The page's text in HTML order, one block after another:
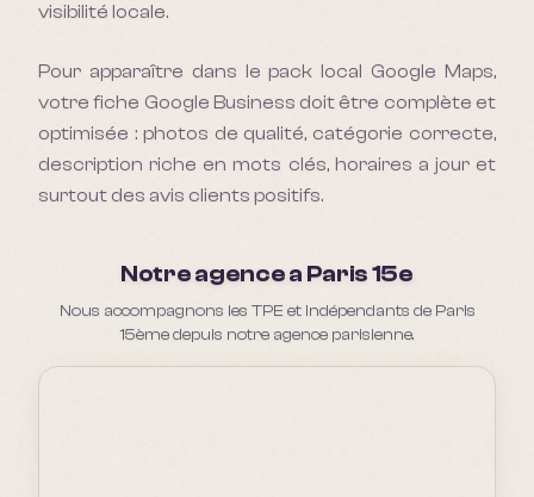
visibilité locale.
Pour apparaître dans le pack local Google Maps,
votre fiche Google Business doit être complète et
optimisée : photos de qualité, catégorie correcte,
description riche en mots clés, horaires a jour et
surtout des avis clients positifs.
Notre agence a Paris 15e
Nous accompagnons les TPE et indépendants de Paris
15ème depuis notre agence parisienne.